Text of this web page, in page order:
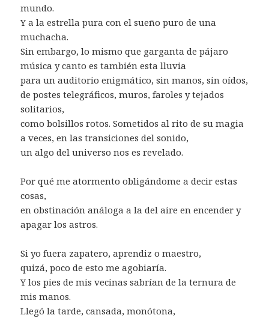
mundo.
Y a la estrella pura con el sueño puro de una
muchacha.
Sin embargo, lo mismo que garganta de pájaro
música y canto es también esta lluvia
para un auditorio enigmático, sin manos, sin oídos,
de postes telegráficos, muros, faroles y tejados
solitarios,
como bolsillos rotos. Sometidos al rito de su magia
a veces, en las transiciones del sonido,
un algo del universo nos es revelado.
Por qué me atormento obligándome a decir estas
cosas,
en obstinación análoga a la del aire en encender y
apagar los astros.
Si yo fuera zapatero, aprendiz o maestro,
quizá, poco de esto me agobiaría.
Y los pies de mis vecinas sabrían de la ternura de
mis manos.
Llegó la tarde, cansada, monótona,